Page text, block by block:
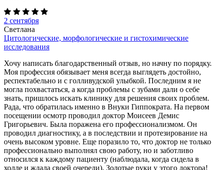
2 сентября
Светлана
Цитологические, морфологические и гистохимические
исследования
Хочу написать благодарственный отзыв, но начну по порядку.
Моя профессия обязывает меня всегда выглядеть достойно,
респектабельно и с голливудской улыбкой. Последним я не
могла похвастаться, а когда проблемы с зубами дали о себе
знать, пришлось искать клинику для решения своих проблем.
Рада, что обратилась именно в Внуки Гиппократа. На первом
посещении осмотр проводил доктор Моисеев Демис
Григорьевич. Была поражена его профессионализмом. Он
проводил диагностику, а в последствии и протезирование на
очень высоком уровне. Еще поразило то, что доктор не только
профессионально выполнял свою работу, но и заботливо
относился к каждому пациенту (наблюдала, когда сидела в
холле и ждала своей очереди). Золотые руки у этого доктора!